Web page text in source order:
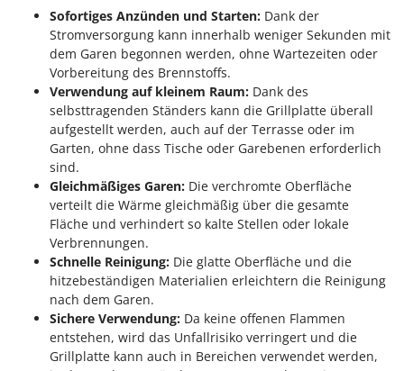
Rasentrimmer - Kantenschneider
Rasentrimmer - Motorsensen - Freischneider
Rührtöpfe mit Elektrischem Rührwerk
Rupfmaschinen
Sämaschinen und Düngerstreuer
Scheibenpflüge
Schneefräsen
Schneeräumer
Schrotmühlen - elektrisch
Schwader für Traktoren
Schweißgeräte
Seilwinden - Motorseilwinden
GRAEF
Gre
GreenBay
Greenworks
GRIFO
GVS
GYS
Hailo
Helvi
Henx
HiKOKI
Honda
Sofortiges Anzünden und Starten: Dank der
Stromversorgung kann innerhalb weniger Sekunden mit
dem Garen begonnen werden, ohne Wartezeiten oder
Vorbereitung des Brennstoffs.
Verwendung auf kleinem Raum: Dank des
selbsttragenden Ständers kann die Grillplatte überall
aufgestellt werden, auch auf der Terrasse oder im
Garten, ohne dass Tische oder Garebenen erforderlich
sind.
Gleichmäßiges Garen: Die verchromte Oberfläche
verteilt die Wärme gleichmäßig über die gesamte
Fläche und verhindert so kalte Stellen oder lokale
Verbrennungen.
Schnelle Reinigung: Die glatte Oberfläche und die
hitzebeständigen Materialien erleichtern die Reinigung
nach dem Garen.
Sichere Verwendung: Da keine offenen Flammen
entstehen, wird das Unfallrisiko verringert und die
Grillplatte kann auch in Bereichen verwendet werden,